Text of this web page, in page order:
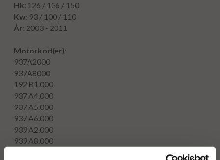
Hk: 126 / 136 / 150
Kw: 93 / 100 / 110
År: 2003 - 2011
Motorkod(er):
937A2000
937A8000
192 B1.000
937 A4.000
937 A5.000
937 A6.000
939 A2.000
939 A8.000